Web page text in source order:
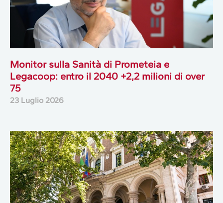
Monitor sulla Sanità di Prometeia e
Legacoop: entro il 2040 +2,2 milioni di over
75
23 Luglio 2026